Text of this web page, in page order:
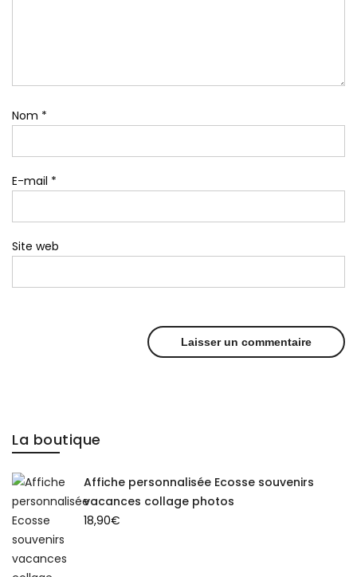
Nom *
E-mail *
Site web
La boutique
Affiche personnalisée Ecosse souvenirs
vacances collage photos
18,90€